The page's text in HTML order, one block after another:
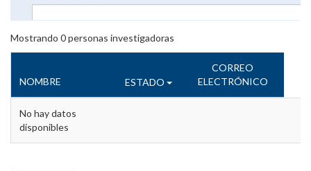
Mostrando 0personas investigadoras
NOMBRE ESTADO
CORREO
ELECTRÓNICO
No hay datos
disponibles